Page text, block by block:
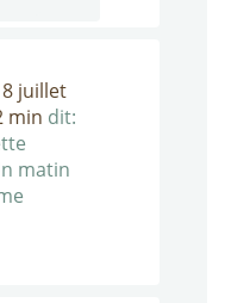
juillet
min dit:
matin